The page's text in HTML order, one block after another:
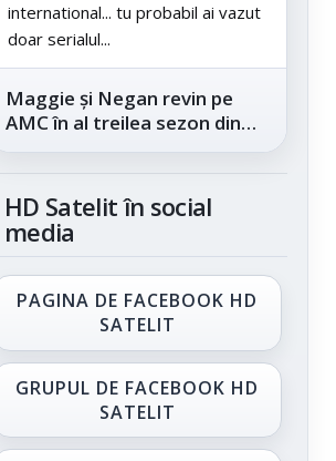
international... tu probabil ai vazut
doar serialul...
Maggie și Negan revin pe
AMC în al treilea sezon din
„The Walking Dead: Dead
HD Satelit în social
media
PAGINA DE FACEBOOK HD
SATELIT
GRUPUL DE FACEBOOK HD
SATELIT